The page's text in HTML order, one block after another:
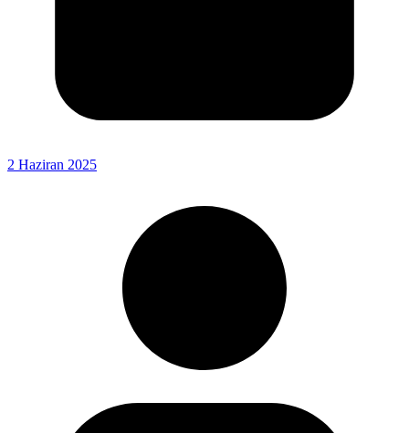
2 Haziran 2025